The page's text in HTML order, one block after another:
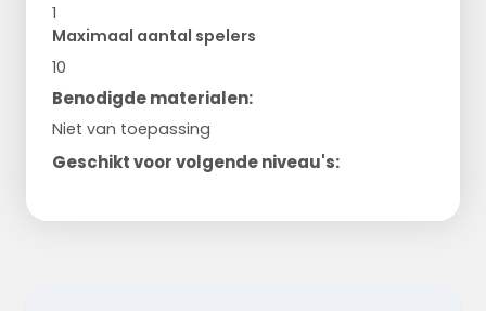
1
Maximaal aantal spelers
10
Benodigde materialen:
Niet van toepassing
Geschikt voor volgende niveau's: